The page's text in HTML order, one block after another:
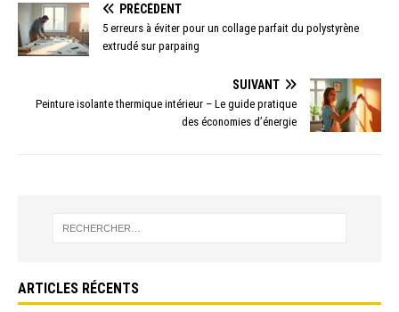
PRÉCÉDENT
5 erreurs à éviter pour un collage parfait du polystyrène
extrudé sur parpaing
SUIVANT
Peinture isolante thermique intérieur – Le guide pratique
des économies d’énergie
ARTICLES RÉCENTS